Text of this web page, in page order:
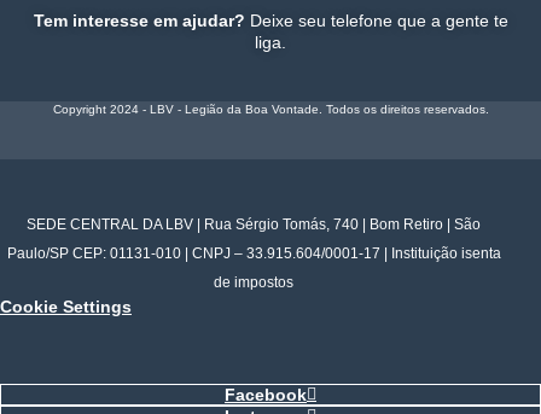
Tem interesse em ajudar? Deixe seu telefone que a gente te
liga.
Copyright 2024 - LBV - Legião da Boa Vontade. Todos os direitos reservados.
SEDE CENTRAL DA LBV | Rua Sérgio Tomás, 740 | Bom Retiro | São
Paulo/SP CEP: 01131-010 | CNPJ – 33.915.604/0001-17 | Instituição isenta
de impostos
Cookie Settings
Facebook